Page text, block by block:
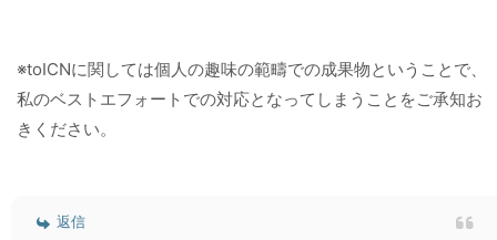
※toICNに関しては個人の趣味の範疇での成果物ということで、
私のベストエフォートでの対応となってしまうことをご承知お
きください。
返信